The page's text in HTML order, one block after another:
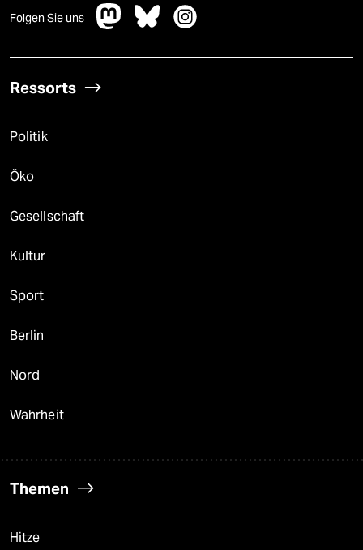
Folgen Sie uns
Ressorts
Politik
Öko
Gesellschaft
Kultur
Sport
Berlin
Nord
Wahrheit
Themen
Hitze